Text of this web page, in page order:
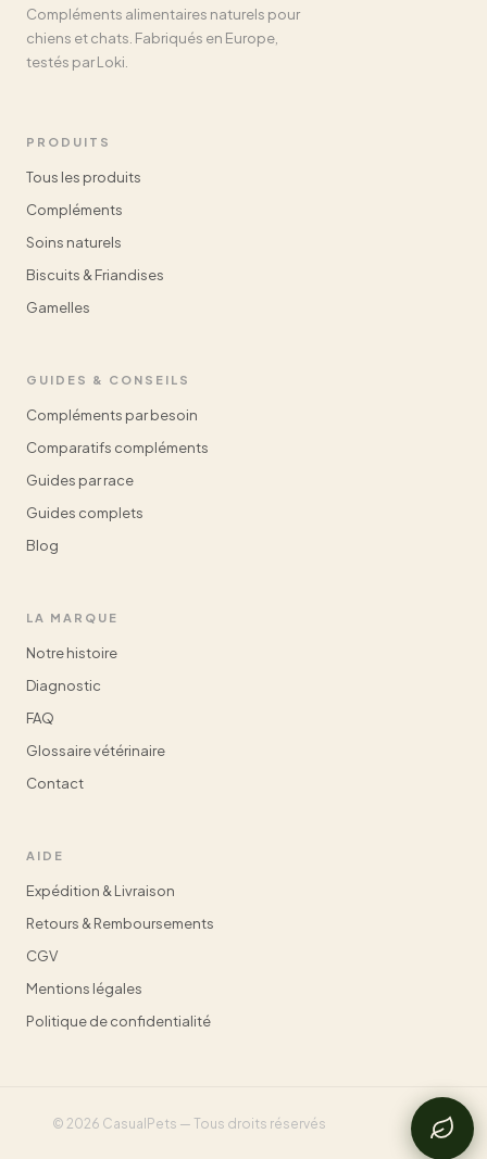
Compléments alimentaires naturels pour
chiens et chats. Fabriqués en Europe,
testés par Loki.
PRODUITS
Tous les produits
Compléments
Soins naturels
Biscuits & Friandises
Gamelles
GUIDES & CONSEILS
Compléments par besoin
Comparatifs compléments
Guides par race
Guides complets
Blog
LA MARQUE
Notre histoire
Diagnostic
FAQ
Glossaire vétérinaire
Contact
AIDE
Expédition & Livraison
Retours & Remboursements
CGV
Mentions légales
Politique de confidentialité
© 2026 CasualPets — Tous droits réservés